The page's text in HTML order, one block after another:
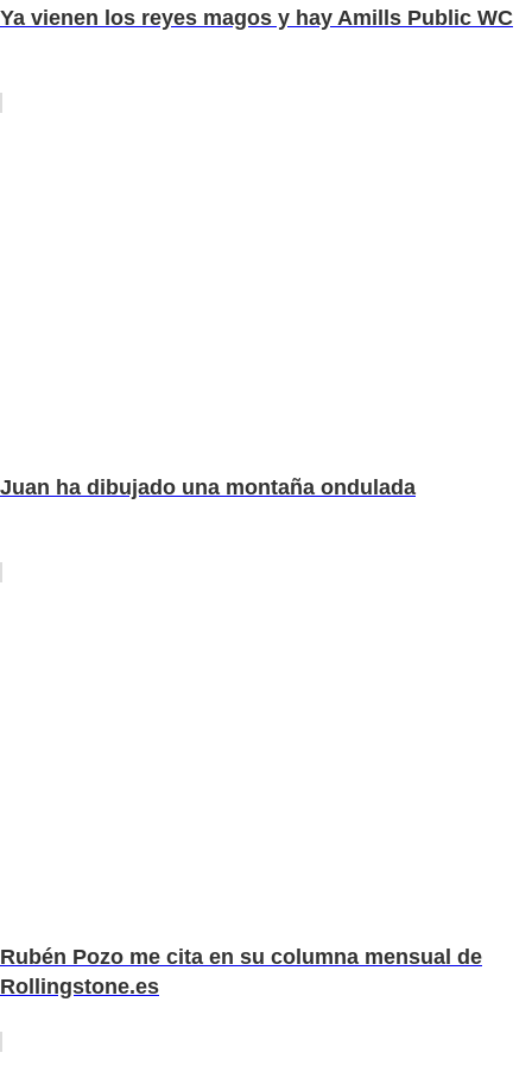
Ya vienen los reyes magos y hay Amills Public WC
Juan ha dibujado una montaña ondulada
Rubén Pozo me cita en su columna mensual de
Rollingstone.es